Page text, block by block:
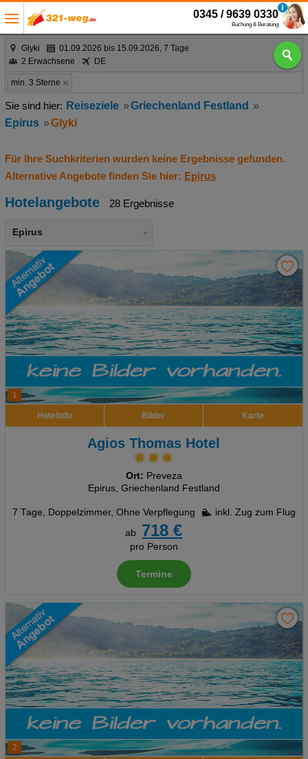
0345 / 9639 0330
Buchung & Beratung
Glyki
01.09.2026 bis 15.09.2026, 7 Tage
2 Erwachsene
DE
min. 3 Sterne
Reiseziele
Griechenland Festland
Epirus
Glyki
Für Ihre Suchkriterien wurden keine Ergebnisse gefunden.
Alternative Angebote finden Sie hier: Epirus
Hotelangebote 28 Ergebnisse
Epirus
1
Hotelinfo Bilder Karte
Agios Thomas Hotel
Ort: Preveza
Epirus, Griechenland Festland
7 Tage, Doppelzimmer, Ohne Verpflegung
inkl. Zug zum Flug
ab
718 €
pro Person
Termine
2